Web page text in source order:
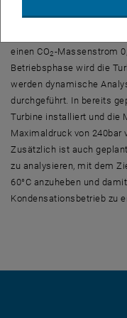
Die Anlage am IET hat
einen CO2-Massenstrom
Betriebsphase wird die
werden dynamische
durchgeführt. In bereits
Turbine installiert und die
Maximaldruck von 240bar
Zusätzlich ist auch
zu analysieren, mit dem
60°C anzuheben und
Kondensationsbetrieb zu